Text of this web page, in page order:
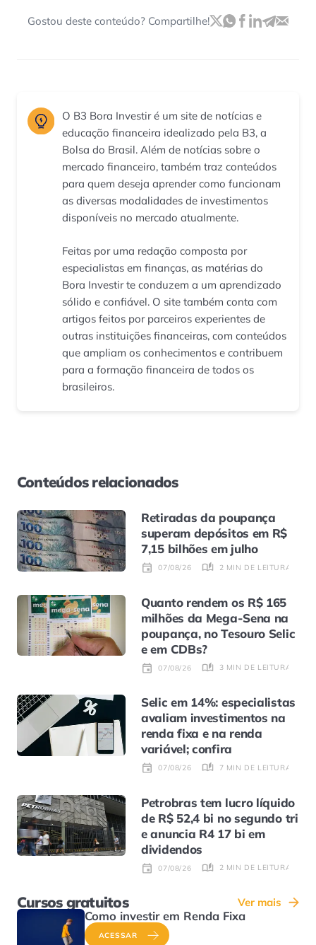
Gostou deste conteúdo? Compartilhe!
O B3 Bora Investir é um site de notícias e
educação financeira idealizado pela B3, a
Bolsa do Brasil. Além de notícias sobre o
mercado financeiro, também traz conteúdos
para quem deseja aprender como funcionam
as diversas modalidades de investimentos
disponíveis no mercado atualmente.
Feitas por uma redação composta por
especialistas em finanças, as matérias do
Bora Investir te conduzem a um aprendizado
sólido e confiável. O site também conta com
artigos feitos por parceiros experientes de
outras instituições financeiras, com conteúdos
que ampliam os conhecimentos e contribuem
para a formação financeira de todos os
brasileiros.
Conteúdos relacionados
Retiradas da poupança
superam depósitos em R$
7,15 bilhões em julho
07/08/26 2 MIN DE LEITURA
Quanto rendem os R$ 165
milhões da Mega-Sena na
poupança, no Tesouro Selic
e em CDBs?
07/08/26 3 MIN DE LEITURA
Selic em 14%: especialistas
avaliam investimentos na
renda fixa e na renda
variável; confira
07/08/26 7 MIN DE LEITURA
Petrobras tem lucro líquido
de R$ 52,4 bi no segundo tri
e anuncia R4 17 bi em
dividendos
07/08/26 2 MIN DE LEITURA
Cursos gratuitos Ver mais
Como investir em Renda Fixa
ACESSAR